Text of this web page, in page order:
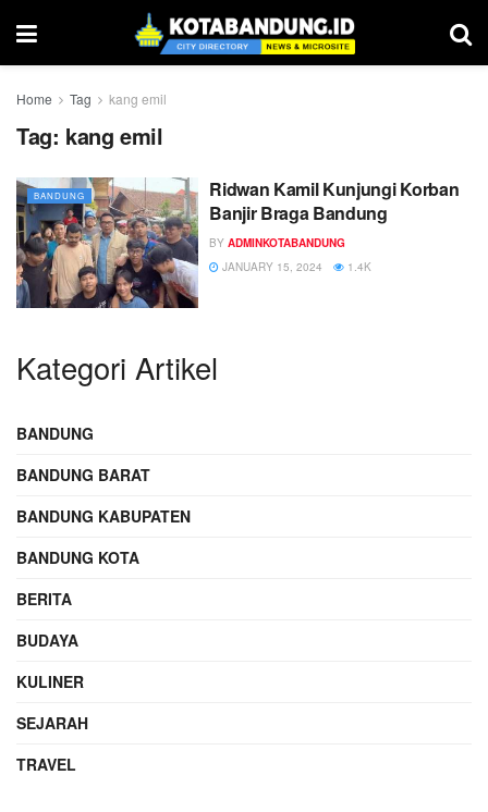
Home Tag kang emil
Tag: kang emil
BANDUNG
Ridwan Kamil Kunjungi Korban
Banjir Braga Bandung
BY ADMINKOTABANDUNG
JANUARY 15, 2024
1.4K
Kategori Artikel
BANDUNG
BANDUNG BARAT
BANDUNG KABUPATEN
BANDUNG KOTA
BERITA
BUDAYA
KULINER
SEJARAH
TRAVEL